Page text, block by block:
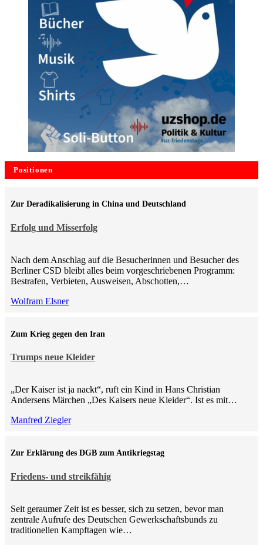
Positionen
Erfolg und Misserfolg
Zur Deradikalisierung in China und Deutschland
Nach dem Anschlag auf die Besucherinnen und Besucher des
Berliner CSD bleibt alles beim vorgeschriebenen Programm:
Bestrafen, Verbieten, Ausweisen, Abschotten,…
Wolfram Elsner
Trumps neue Kleider
Zum Krieg gegen den Iran
„Der Kaiser ist ja nackt“, ruft ein Kind in Hans Christian
Andersens Märchen „Des Kaisers neue Kleider“. Ist es mit…
Manfred Ziegler
Friedens- und streikfähig
Zur Erklärung des DGB zum Antikriegstag
Seit geraumer Zeit ist es besser, sich zu setzen, bevor man
zentrale Aufrufe des Deutschen Gewerkschaftsbunds zu
traditionellen Kampftagen wie…